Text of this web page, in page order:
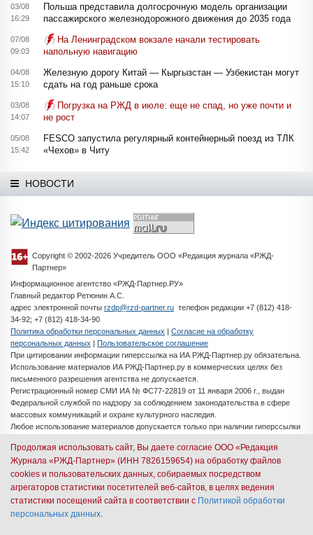
03/08
16:29
Польша представила долгосрочную модель организации
пассажирского железнодорожного движения до 2035 года
07/08
09:03
На Ленинградском вокзале начали тестировать
напольную навигацию
04/08
15:10
Железную дорогу Китай — Кыргызстан — Узбекистан могут
сдать на год раньше срока
03/08
14:07
Погрузка на РЖД в июле: еще не спад, но уже почти и
не рост
05/08
15:42
FESCO запустила регулярный контейнерный поезд из ТЛК
«Чехов» в Читу
НОВОСТИ
Copyright © 2002-2026 Учредитель ООО «Редакция журнала «РЖД-
Партнер»
Информационное агентство «РЖД-Партнер.РУ»
Главный редактор Ретюнин А.С.
адрес электронной почты rzdp@rzd-partner.ru телефон редакции +7 (812) 418-
34-92; +7 (812) 418-34-90
Политика обработки персональных данных | Согласие на обработку
персональных данных | Пользовательское соглашение
При цитировании информации гиперссылка на ИА РЖД-Партнер.ру обязательна.
Использование материалов ИА РЖД-Партнер.ру в коммерческих целях без
письменного разрешения агентства не допускается.
Регистрационный номер СМИ ИА № ФС77-22819 от 11 января 2006 г., выдан
Федеральной службой по надзору за соблюдением законодательства в сфере
массовых коммуникаций и охране культурного наследия.
Любое использование материалов допускается только при наличии гиперссылки
Разработка сайта -iMedia Solutions
Продолжая использовать сайт, Вы даете согласие ООО «Редакция
Журнала «РЖД-Партнер» (ИНН 7826159654) на обработку файлов
cookies и пользовательских данных, собираемых посредством
агрегаторов статистики посетителей веб-сайтов, в целях ведения
статистики посещений сайта в соответствии с Политикой обработки
персональных данных.
Авторизация через иностранные почтовые сервисы
запрещена согласно ФЗ № 149. Пожалуйста,
используйте российскую почту (Mail.ru, Яндекс и др.)